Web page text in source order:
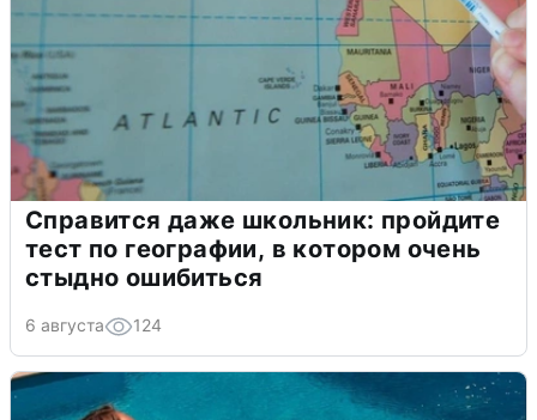
Справится даже школьник: пройдите
тест по географии, в котором очень
стыдно ошибиться
6 августа 124